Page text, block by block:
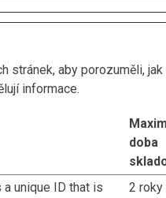
stránek, aby porozuměli, jak
informace.
doba
unique ID that is
2 roky